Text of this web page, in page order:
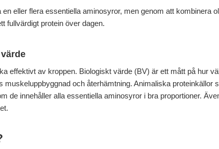
eller flera essentiella aminosyror, men genom att kombinera
fullvärdigt protein över dagen.
effektivt av kroppen. Biologiskt värde (BV) är ett mått på hur
muskeluppbyggnad och återhämtning. Animaliska proteinkällor
de innehåller alla essentiella aminosyror i bra proportioner.